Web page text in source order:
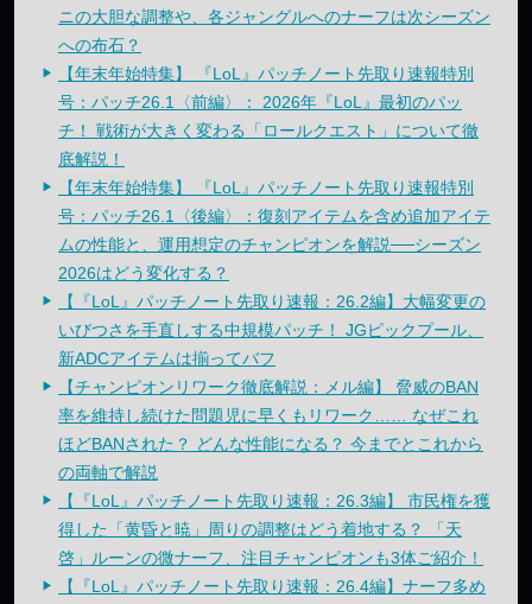
ニの大胆な調整や、各ジャングルへのナーフは次シーズン
への布石？
【年末年始特集】 『LoL』パッチノート先取り速報特別
号：パッチ26.1〈前編〉： 2026年『LoL』最初のパッ
チ！ 戦術が大きく変わる「ロールクエスト」について徹
底解説！
【年末年始特集】 『LoL』パッチノート先取り速報特別
号：パッチ26.1〈後編〉：復刻アイテムを含め追加アイテ
ムの性能と、運用想定のチャンピオンを解説──シーズン
2026はどう変化する？
【『LoL』パッチノート先取り速報：26.2編】大幅変更の
いびつさを手直しする中規模パッチ！ JGピックプール、
新ADCアイテムは揃ってバフ
【チャンピオンリワーク徹底解説：メル編】 脅威のBAN
率を維持し続けた問題児に早くもリワーク…… なぜこれ
ほどBANされた？ どんな性能になる？ 今までとこれから
の両軸で解説
【『LoL』パッチノート先取り速報：26.3編】 市民権を獲
得した「黄昏と暁」周りの調整はどう着地する？ 「天
啓」ルーンの微ナーフ、注目チャンピオンも3体ご紹介！
【『LoL』パッチノート先取り速報：26.4編】ナーフ多め